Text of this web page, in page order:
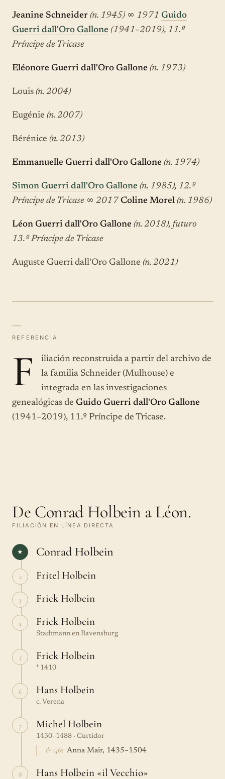
Jeanine Schneider (n. 1945) ∞ 1971 Guido
Guerri dall'Oro Gallone (1941–2019), 11.º
Príncipe de Tricase
Eléonore Guerri dall'Oro Gallone (n. 1973)
Louis (n. 2004)
Eugénie (n. 2007)
Bérénice (n. 2013)
Emmanuelle Guerri dall'Oro Gallone (n. 1974)
Simon Guerri dall'Oro Gallone (n. 1985), 12.º
Príncipe de Tricase ∞ 2017 Coline Morel (n. 1986)
Léon Guerri dall'Oro Gallone (n. 2018), futuro
13.º Príncipe de Tricase
Auguste Guerri dall'Oro Gallone (n. 2021)
—
REFERENCIA
F
iliación reconstruida a partir del archivo de
la familia Schneider (Mulhouse) e
integrada en las investigaciones
genealógicas de Guido Guerri dall'Oro Gallone
(1941–2019), 11.º Príncipe de Tricase.
De Conrad Holbein a Léon.
FILIACIÓN EN LÍNEA DIRECTA
★ Conrad Holbein
2 Fritel Holbein
3 Frick Holbein
4 Frick Holbein
Stadtmann en Ravensburg
5 Frick Holbein
† 1410
6 Hans Holbein
c. Verena
7 Michel Holbein
1430–1488 · Curtidor
& 1462 Anna Mair, 1435–1504
8 Hans Holbein «il Vecchio»